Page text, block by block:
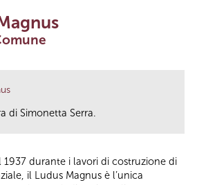
di Simonetta Serra.
1937 durante i lavori di costruzione di
il Ludus Magnus è l’unica